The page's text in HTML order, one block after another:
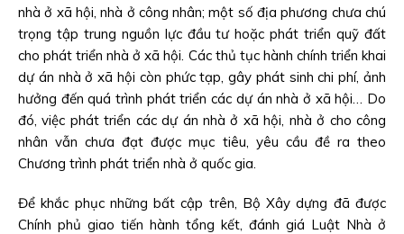
nhà ở xã hội, nhà ở công nhân; một số địa phương chưa chú
trọng tập trung nguồn lực đầu tư hoặc phát triển quỹ đất
cho phát triển nhà ở xã hội. Các thủ tục hành chính triển khai
dự án nhà ở xã hội còn phức tạp, gây phát sinh chi phí, ảnh
hưởng đến quá trình phát triển các dự án nhà ở xã hội… Do
đó, việc phát triển các dự án nhà ở xã hội, nhà ở cho công
nhân vẫn chưa đạt được mục tiêu, yêu cầu đề ra theo
Chương trình phát triển nhà ở quốc gia.
Để khắc phục những bất cập trên, Bộ Xây dựng đã được
Chính phủ giao tiến hành tổng kết, đánh giá Luật Nhà ở